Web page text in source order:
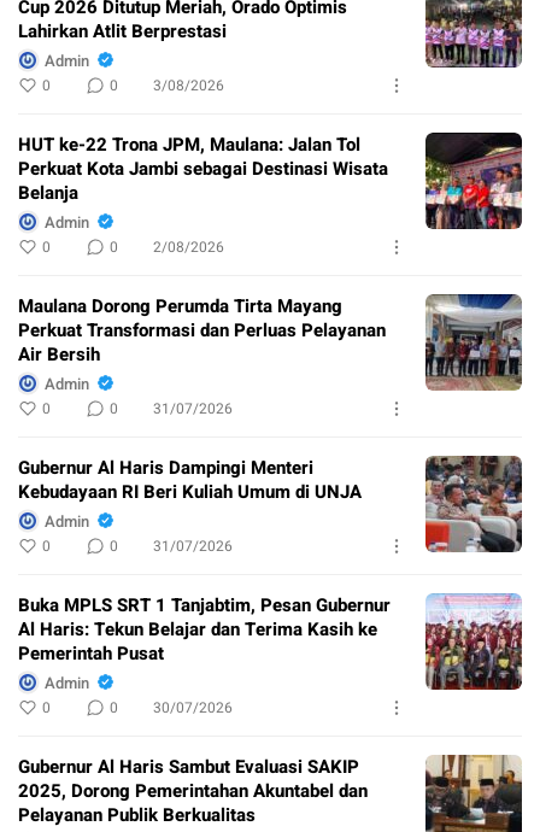
Cup 2026 Ditutup Meriah, Orado Optimis
Lahirkan Atlit Berprestasi
Admin
0 0 3/08/2026
HUT ke-22 Trona JPM, Maulana: Jalan Tol
Perkuat Kota Jambi sebagai Destinasi Wisata
Belanja
Admin
0 0 2/08/2026
Maulana Dorong Perumda Tirta Mayang
Perkuat Transformasi dan Perluas Pelayanan
Air Bersih
Admin
0 0 31/07/2026
Gubernur Al Haris Dampingi Menteri
Kebudayaan RI Beri Kuliah Umum di UNJA
Admin
0 0 31/07/2026
Buka MPLS SRT 1 Tanjabtim, Pesan Gubernur
Al Haris: Tekun Belajar dan Terima Kasih ke
Pemerintah Pusat
Admin
0 0 30/07/2026
Gubernur Al Haris Sambut Evaluasi SAKIP
2025, Dorong Pemerintahan Akuntabel dan
Pelayanan Publik Berkualitas